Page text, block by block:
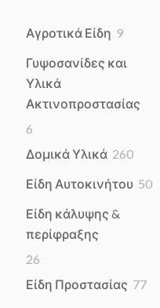
Αγροτικά Είδη 99
Γυψοσανίδες και
Υλικά
Ακτινοπροστασίας
6
products
Δομικά Υλικά 260260
Είδη Αυτοκινήτου 5050
Είδη κάλυψης &
περίφραξης
26
products
Είδη Προστασίας 7777